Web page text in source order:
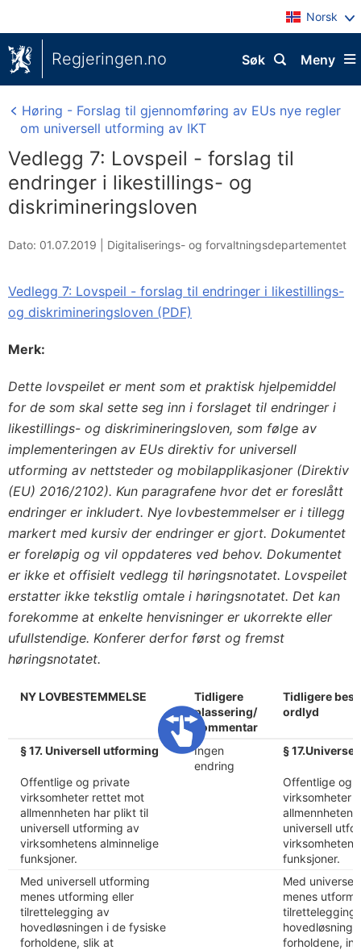
Norsk
Regjeringen.no Meny
Søk
Høring - Forslag til gjennomføring av EUs nye regler
om universell utforming av IKT
Vedlegg 7: Lovspeil - forslag til
endringer i likestillings- og
diskrimineringsloven
Dato: 01.07.2019 Digitaliserings- og forvaltningsdepartementet
Vedlegg 7: Lovspeil - forslag til endringer i likestillings-
og diskrimineringsloven (PDF)
Merk:
Dette lovspeilet er ment som et praktisk hjelpemiddel
for de som skal sette seg inn i forslaget til endringer i
likestillings- og diskrimineringsloven, som følge av
implementeringen av EUs direktiv for universell
utforming av nettsteder og mobilapplikasjoner (Direktiv
(EU) 2016/2102). Kun paragrafene hvor det er foreslått
endringer er inkludert. Nye lovbestemmelser er i tillegg
markert med kursiv der endringer er gjort. Dokumentet
er foreløpig og vil oppdateres ved behov. Dokumentet
er ikke et offisielt vedlegg til høringsnotatet. Lovspeilet
erstatter ikke tekstlig omtale i høringsnotatet. Det kan
forekomme at enkelte henvisninger er ukorrekte eller
ufullstendige. Konferer derfor først og fremst
høringsnotatet.
NY LOVBESTEMMELSE
Tidligere
plassering/
kommentar
Tidligere
ordlyd
§ 17. Universell utforming
Offentlige og private
virksomheter rettet mot
allmennheten har plikt til
universell utforming av
virksomhetens alminnelige
funksjoner.
Ingen
endring
§
Offentlige og
virksomheter
allmennheten
universell
funksjoner.
Med universell utforming
menes utforming eller
tilrettelegging av
hovedløsningen i de fysiske
forholdene, slik at
Med
menes
tilrettelegging
forholdene,